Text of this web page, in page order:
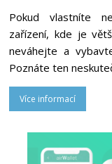
Pokud vlastníte
zařízení, kde je
neváhejte a
Poznáte ten
Více informací